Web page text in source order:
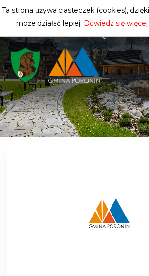
mieszkańca
Ta strona używa ciasteczek (cookies),
może działać lepiej. Dowiedz się więcej